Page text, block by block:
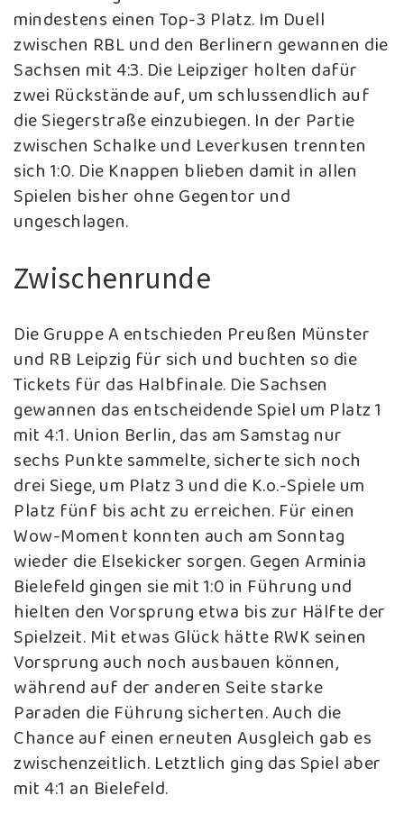
mindestens einen Top-3 Platz. Im Duell
zwischen RBL und den Berlinern gewannen die
Sachsen mit 4:3. Die Leipziger holten dafür
zwei Rückstände auf, um schlussendlich auf
die Siegerstraße einzubiegen. In der Partie
zwischen Schalke und Leverkusen trennten
sich 1:0. Die Knappen blieben damit in allen
Spielen bisher ohne Gegentor und
ungeschlagen.
Zwischenrunde
Die Gruppe A entschieden Preußen Münster
und RB Leipzig für sich und buchten so die
Tickets für das Halbfinale. Die Sachsen
gewannen das entscheidende Spiel um Platz 1
mit 4:1. Union Berlin, das am Samstag nur
sechs Punkte sammelte, sicherte sich noch
drei Siege, um Platz 3 und die K.o.-Spiele um
Platz fünf bis acht zu erreichen. Für einen
Wow-Moment konnten auch am Sonntag
wieder die Elsekicker sorgen. Gegen Arminia
Bielefeld gingen sie mit 1:0 in Führung und
hielten den Vorsprung etwa bis zur Hälfte der
Spielzeit. Mit etwas Glück hätte RWK seinen
Vorsprung auch noch ausbauen können,
während auf der anderen Seite starke
Paraden die Führung sicherten. Auch die
Chance auf einen erneuten Ausgleich gab es
zwischenzeitlich. Letztlich ging das Spiel aber
mit 4:1 an Bielefeld.